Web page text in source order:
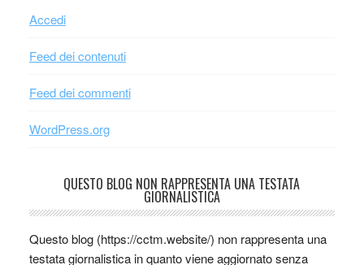
Accedi
Feed dei contenuti
Feed dei commenti
WordPress.org
QUESTO BLOG NON RAPPRESENTA UNA TESTATA
GIORNALISTICA
Questo blog (https://cctm.website/) non rappresenta una
testata giornalistica in quanto viene aggiornato senza